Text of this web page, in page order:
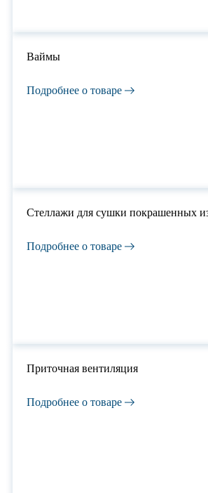
Ваймы
Подробнее о товаре
Стеллажи для сушки покрашенных
Подробнее о товаре
Приточная вентиляция
Подробнее о товаре